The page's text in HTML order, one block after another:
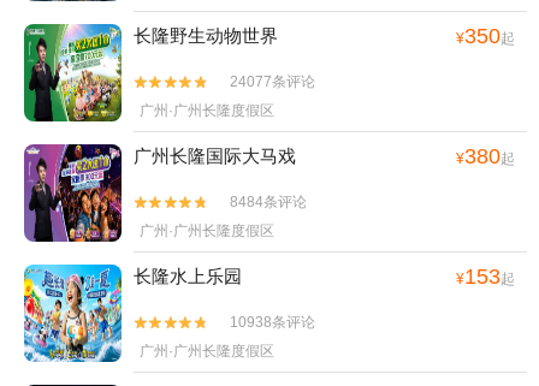
长隆野生动物世界 ¥350起


24077条评论
广州·广州长隆度假区
广州长隆国际大马戏 ¥380起


8484条评论
广州·广州长隆度假区
长隆水上乐园 ¥153起


10938条评论
广州·广州长隆度假区